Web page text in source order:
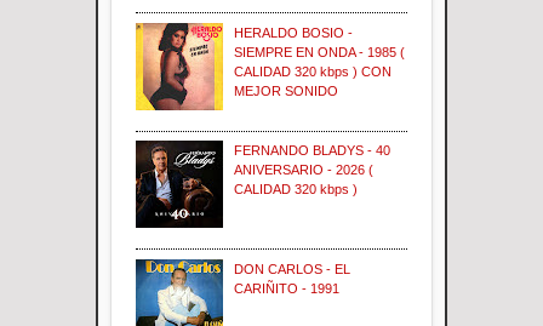
HERALDO BOSIO -
SIEMPRE EN ONDA - 1985 (
CALIDAD 320 kbps ) CON
MEJOR SONIDO
FERNANDO BLADYS - 40
ANIVERSARIO - 2026 (
CALIDAD 320 kbps )
DON CARLOS - EL
CARIÑITO - 1991